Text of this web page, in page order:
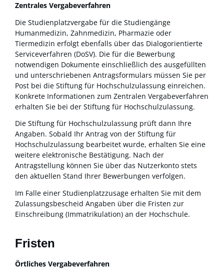
Zentrales Vergabeverfahren
Die Studienplatzvergabe für die Studiengänge
Humanmedizin, Zahnmedizin, Pharmazie oder
Tiermedizin erfolgt ebenfalls über das Dialogorientierte
Serviceverfahren (DoSV). Die für die Bewerbung
notwendigen Dokumente einschließlich des ausgefüllten
und unterschriebenen Antragsformulars müssen Sie per
Post bei die Stiftung für Hochschulzulassung einreichen.
Konkrete Informationen zum Zentralen Vergabeverfahren
erhalten Sie bei der Stiftung für Hochschulzulassung.
Die Stiftung für Hochschulzulassung prüft dann Ihre
Angaben. Sobald Ihr Antrag von der Stiftung für
Hochschulzulassung bearbeitet wurde, erhalten Sie eine
weitere elektronische Bestätigung. Nach der
Antragstellung können Sie über das Nutzerkonto stets
den aktuellen Stand Ihrer Bewerbungen verfolgen.
Im Falle einer Studienplatzzusage erhalten Sie mit dem
Zulassungsbescheid Angaben über die Fristen zur
Einschreibung (Immatrikulation) an der Hochschule.
Fristen
Örtliches Vergabeverfahren